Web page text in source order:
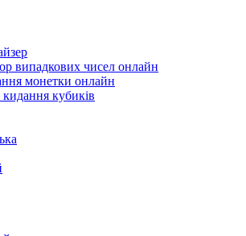
випадкових чисел онлайн
монетки онлайн
кубиків